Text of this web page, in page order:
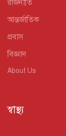
আন্তর্জাতিক
প্রবাস
বিজ্ঞান
About Us
স্বাস্থ্য